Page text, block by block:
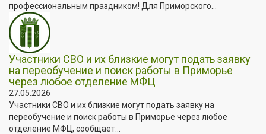
профессиональным праздником! Для Приморского...
Участники СВО и их близкие могут подать заявку
на переобучение и поиск работы в Приморье
через любое отделение МФЦ
27.05.2026
Участники СВО и их близкие могут подать заявку на
переобучение и поиск работы в Приморье через любое
отделение МФЦ, сообщает...